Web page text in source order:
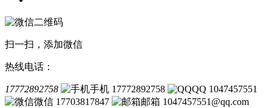
扫一扫，添加微信
热线电话：
17772892758 手机 17772892758
QQ 1047457551
微信 17703817847
邮箱 1047457551@qq.com